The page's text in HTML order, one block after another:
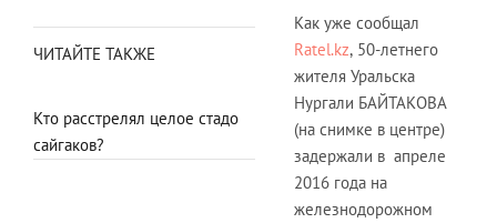
ЧИТАЙТЕ ТАКЖЕ
Кто расстрелял целое стадо
сайгаков?
Как уже сообщал
Ratel.kz, 50-летнего
жителя Уральска
Нургали БАЙТАКОВА
(на снимке в центре)
задержали в апреле
2016 года на
железнодорожном